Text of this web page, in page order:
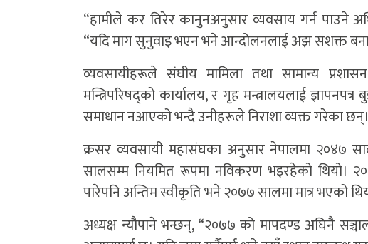
“हामीले कर तिरेर कानुनअनुसार व्यवसाय गर्न पाउने
“यदि माग सुनुवाइ भएन भने आन्दोलनलाई अझ सशक्त
व्यवसायीहरूले संघीय मामिला तथा सामान्य प्रशासन
मन्त्रिपरिषद्को कार्यालय, र गृह मन्त्रालयलाई
समाधान नआएको भन्दै उनीहरूले निराशा व्यक्त गरेका छन्।
क्रसर व्यवसायी महासंघका अनुसार नेपालमा २०४७
सालसम्म नियमित रूपमा नविकरण भइरहेको थियो।
पारेपनि अन्तिम स्वीकृति भने २०७७ सालमा मात्र भएको
अध्यक्ष न्यौपाने भन्छन्, “२०७७ को मापदण्ड अघिनै